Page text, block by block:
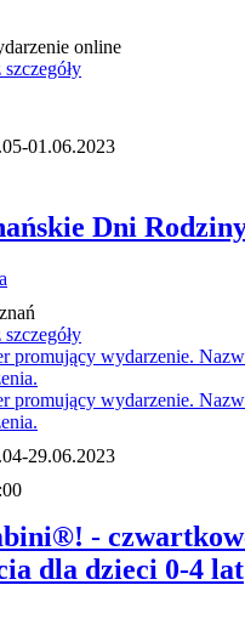
online
01.06.2023
Dni
29.06.2023
-
dla dzieci 0-4 lat